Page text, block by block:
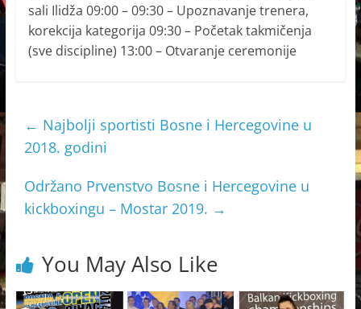
sali Ilidža 09:00 – 09:30 – Upoznavanje trenera,
korekcija kategorija 09:30 – Početak takmičenja
(sve discipline) 13:00 – Otvaranje ceremonije
← Najbolji sportisti Bosne i Hercegovine u
2018. godini
Održano Prvenstvo Bosne i Hercegovine u
kickboxingu – Mostar 2019. →
You May Also Like